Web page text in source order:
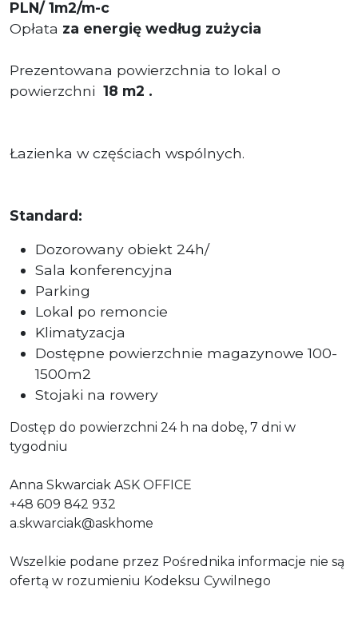
PLN/ 1m2/m-c
Opłata za energię według zużycia
Prezentowana powierzchnia to lokal o
powierzchni 18 m2 .
Łazienka w częściach wspólnych.
Standard:
Dozorowany obiekt 24h/
Sala konferencyjna
Parking
Lokal po remoncie
Klimatyzacja
Dostępne powierzchnie magazynowe 100-
1500m2
Stojaki na rowery
Dostęp do powierzchni 24 h na dobę, 7 dni w
tygodniu
Anna Skwarciak ASK OFFICE
+48 609 842 932
a.skwarciak@askhome
Wszelkie podane przez Pośrednika informacje nie są
ofertą w rozumieniu Kodeksu Cywilnego